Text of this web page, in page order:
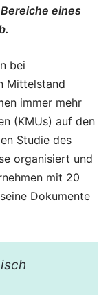
eines
bei
Mittelstand
immer mehr
(KMUs) auf den
Studie des
organisiert und
mit 20
Dokumente